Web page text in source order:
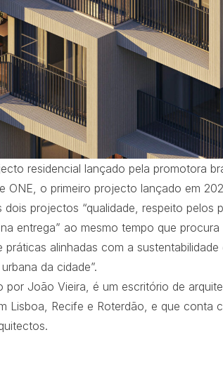
residencial lançado pela promotora
ONE, o primeiro projecto lançado em
dois projectos “qualidade, respeito pelos
entrega” ao mesmo tempo que procura
alinhadas com a
da cidade”.
por João Vieira, é um escritório de
Lisboa, Recife e Roterdão, e que conta